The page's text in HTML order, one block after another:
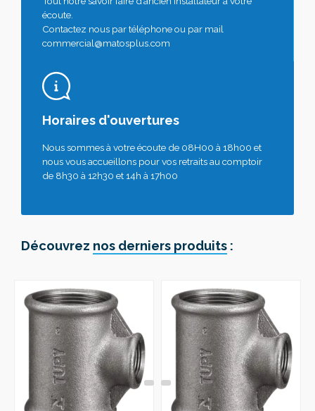
écoute.
Contactez nous par téléphone ou par mail
commercial@matosplus.com
Horaires d'ouvertures
Nous sommes à votre écoute de 08H00 à 18h00 et
nous vous accueillons pour vos retraits au comptoir
de 8h30 à 12h30 et 14h à 17h00
Découvrez nos derniers produits :